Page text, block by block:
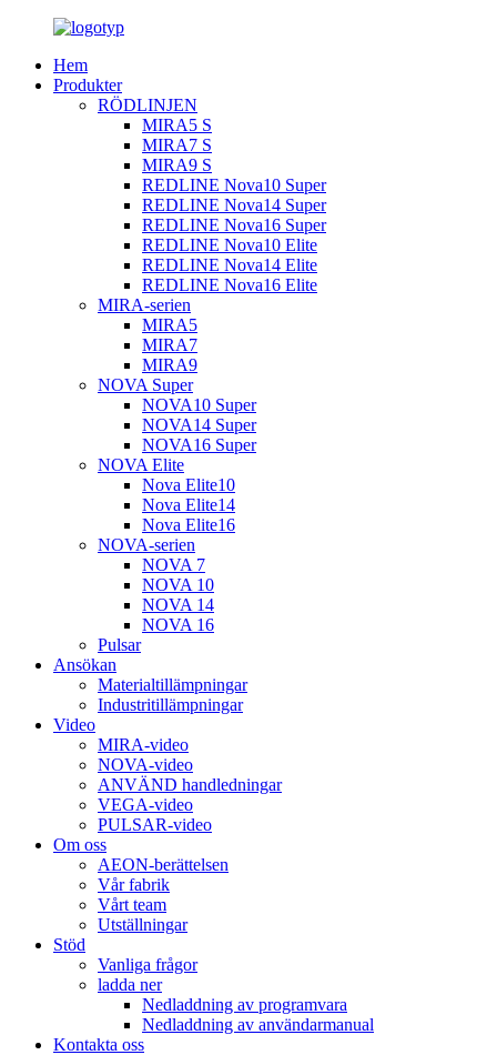
Hem
Produkter
RÖDLINJEN
MIRA5 S
MIRA7 S
MIRA9 S
REDLINE Nova10 Super
REDLINE Nova14 Super
REDLINE Nova16 Super
REDLINE Nova10 Elite
REDLINE Nova14 Elite
REDLINE Nova16 Elite
MIRA-serien
MIRA5
MIRA7
MIRA9
NOVA Super
NOVA10 Super
NOVA14 Super
NOVA16 Super
NOVA Elite
Nova Elite10
Nova Elite14
Nova Elite16
NOVA-serien
NOVA 7
NOVA 10
NOVA 14
NOVA 16
Pulsar
Ansökan
Materialtillämpningar
Industritillämpningar
Video
MIRA-video
NOVA-video
ANVÄND handledningar
VEGA-video
PULSAR-video
Om oss
AEON-berättelsen
Vår fabrik
Vårt team
Utställningar
Stöd
Vanliga frågor
ladda ner
Nedladdning av programvara
Nedladdning av användarmanual
Kontakta oss